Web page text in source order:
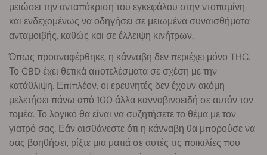
μειώσει την ανταπόκριση του εγκεφάλου στην ντοπαμίνη
και ενδεχομένως να οδηγήσει σε μειωμένα συναισθήματα
ανταμοιβής, καθώς και σε έλλειψη κινήτρων.
Όπως προαναφέρθηκε, η κάνναβη δεν περιέχει μόνο THC.
Το CBD έχει θετικά αποτελέσματα σε σχέση με την
κατάθλιψη. Επιπλέον, οι ερευνητές δεν έχουν ακόμη
μελετήσει πάνω από 100 άλλα κανναβινοειδή σε αυτόν τον
τομέα. Το λογικό θα είναι να συζητήσετε το θέμα με τον
γιατρό σας. Εάν αισθάνεστε ότι η κάνναβη θα μπορούσε να
σας βοηθήσει, ρίξτε μια ματιά σε αυτές τις ποικιλίες που